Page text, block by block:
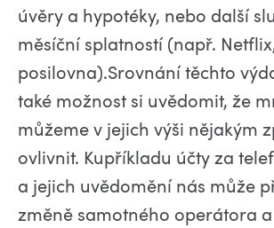
úvěry a hypotéky, nebo další
měsíční splatností (např.
posilovna).Srovnání těchto
také možnost si uvědomit, že
můžeme v jejich výši nějakým
ovlivnit. Kupříkladu účty za
a jejich uvědomění nás může
změně samotného operátora a